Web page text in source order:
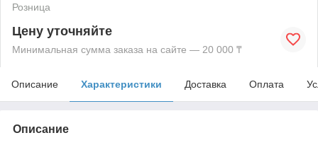
Розница
Цену уточняйте
Минимальная сумма заказа на сайте — 20 000 ₸
Описание Характеристики Доставка Оплата
Описание